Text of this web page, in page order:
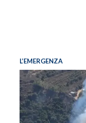
L’EMERGENZA